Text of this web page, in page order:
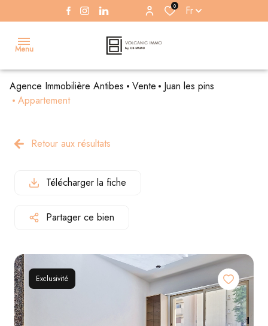
0 Fr
Menu
Accueil
tous
biens
tous
biens
Location
tous
biens
tous
biens
Alerte
email
Estimation
/
Syndic
Contact
Agence Immobilière Antibes Vente
Juan les pins
Appartement
Retour aux résultats
Télécharger la fiche
Partager ce bien
Exclusivité